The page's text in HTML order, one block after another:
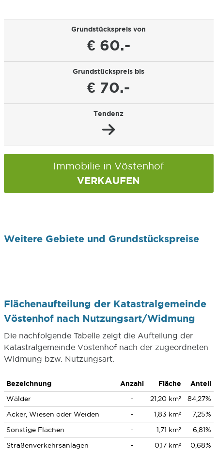
Grundstückspreis von
€ 60.-
Grundstückspreis bis
€ 70.-
Tendenz
Immobilie in Vöstenhof
VERKAUFEN
Weitere Gebiete und Grundstückspreise
Flächenaufteilung der Katastralgemeinde
Vöstenhof nach Nutzungsart/Widmung
Die nachfolgende Tabelle zeigt die Aufteilung der
Katastralgemeinde Vöstenhof nach der zugeordneten
Widmung bzw. Nutzungsart.
Bezeichnung Anzahl Fläche
Anteil
Wälder
- 21,20 km²
84,27%
Äcker, Wiesen oder Weiden
- 1,83 km²
7,25%
Sonstige Flächen
- 1,71 km²
6,81%
Straßenverkehrsanlagen
- 0,17 km² 0,68%